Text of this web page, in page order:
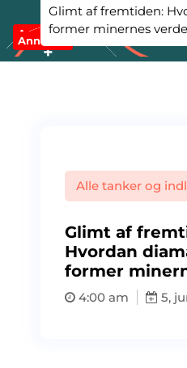
Annonce
Annonce
Glimt af fremtiden:
former minernes
Alle tanker og
Glimt af
Hvordan
former
4:00 am 5,